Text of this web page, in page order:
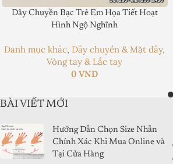
Dây Chuyền Bạc Trẻ Em Họa Tiết Hoạt
Hình Ngộ Nghĩnh
Danh mục khác, Dây chuyền & Mặt dây,
Vòng tay & Lắc tay
0VND
BÀI VIẾT MỚI
Hướng Dẫn Chọn Size Nhẫn
Chính Xác Khi Mua Online và
Tại Cửa Hàng